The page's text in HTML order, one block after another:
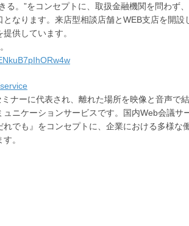
る。”をコンセプトに、取扱金融機関を問わず
なります。来店型相談店舗とWEB支店を開
供しています。
ナーに代表され、離れた場所を映像と音声で
ニケーションサービスです。国内Web会議サ
でも』をコンセプトに、企業における多様な
。